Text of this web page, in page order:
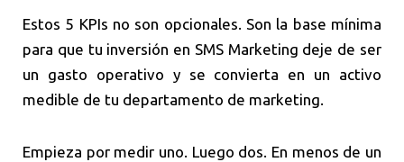
Estos 5 KPIs no son opcionales. Son la base mínima
para que tu inversión en SMS Marketing deje de ser
un gasto operativo y se convierta en un activo
medible de tu departamento de marketing.
Empieza por medir uno. Luego dos. En menos de un